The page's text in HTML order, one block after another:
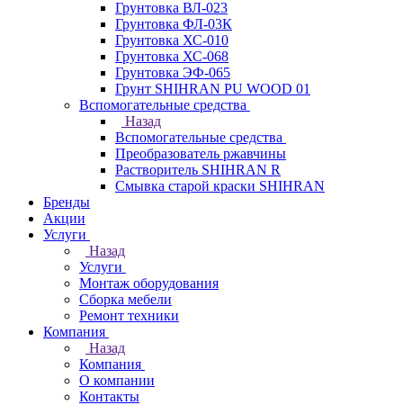
Грунтовка ВЛ-023
Грунтовка ФЛ-03К
Грунтовка ХС-010
Грунтовка ХС-068
Грунтовка ЭФ-065
Грунт SHIHRAN PU WOOD 01
Вспомогательные средства
Назад
Вспомогательные средства
Преобразователь ржавчины
Растворитель SHIHRAN R
Смывка старой краски SHIHRAN
Бренды
Акции
Услуги
Назад
Услуги
Монтаж оборудования
Сборка мебели
Ремонт техники
Компания
Назад
Компания
О компании
Контакты